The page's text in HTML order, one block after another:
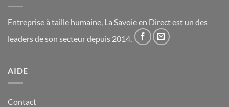
Entreprise à taille humaine, La Savoie en Direct est un des
leaders de son secteur depuis 2014.
AIDE
Contact